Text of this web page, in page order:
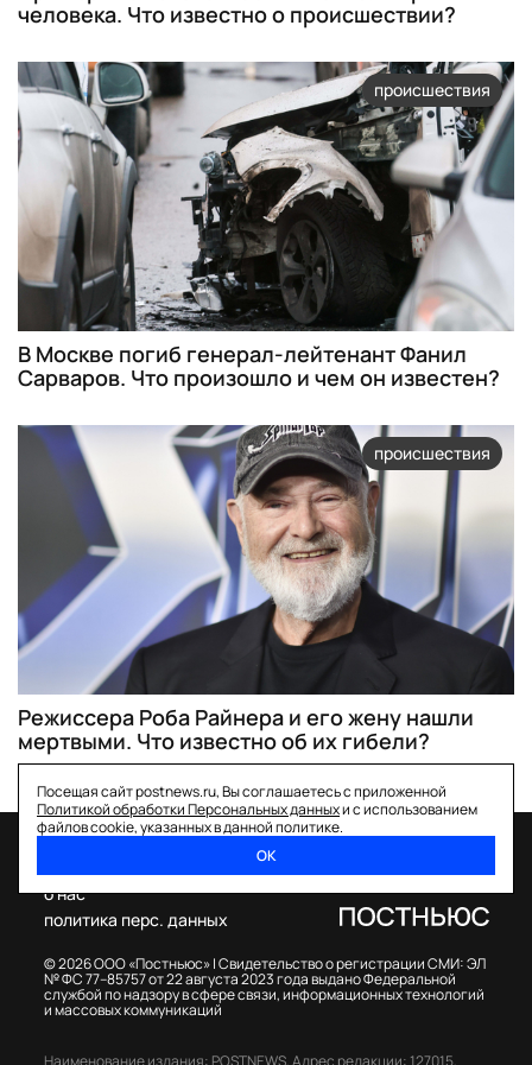
человека. Что известно о происшествии?
происшествия
В Москве погиб генерал-лейтенант Фанил
Сарваров. Что произошло и чем он известен?
происшествия
Режиссера Роба Райнера и его жену нашли
мертвыми. Что известно об их гибели?
Посещая сайт postnews.ru, Вы соглашаетесь с приложенной
Политикой обработки Персональных данныхи с использованием
файлов cookie, указанных в данной политике.
ОК
© 2026 ООО «Постньюс» |Свидетельство о регистрации СМИ: ЭЛ
№ ФС 77–85757 от 22 августа 2023 года выдано Федеральной
службой по надзору в сфере связи, информационных технологий
и массовых коммуникаций
о нас
политика перс. данных
Наименование издания: POSTNEWS, Адрес редакции: 127015,